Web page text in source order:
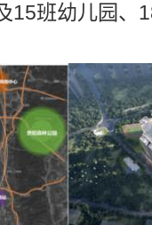
15班幼儿园、